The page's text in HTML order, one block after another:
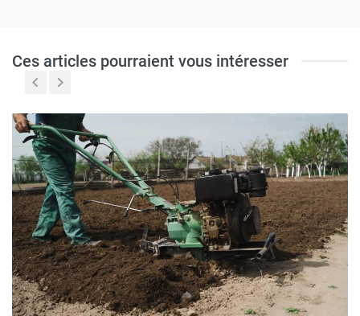
Ces articles pourraient vous intéresser